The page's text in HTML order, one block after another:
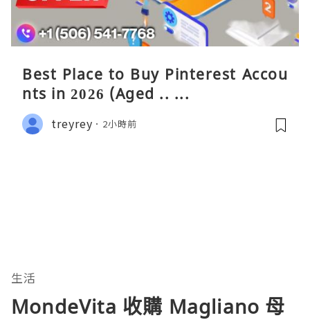
Best Place to Buy Pinterest Accou
nts in 2026 (Aged .. ...
treyrey 2小時前
生活
MondeVita 收購 Magliano 母